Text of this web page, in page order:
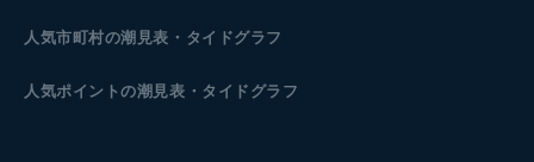
人気市町村の潮見表・タイドグラフ
人気ポイントの潮見表・タイドグラフ